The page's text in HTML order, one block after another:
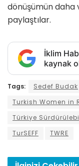
dönüşümün daha
paylaştılar.
İklim
kaynak
Tags:
Sedef Budak
Turkish Women in
Türkiye
TurSEFF
TWRE